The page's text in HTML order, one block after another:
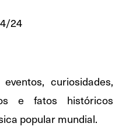
24
curiosidades,
e fatos históricos
popular mundial.